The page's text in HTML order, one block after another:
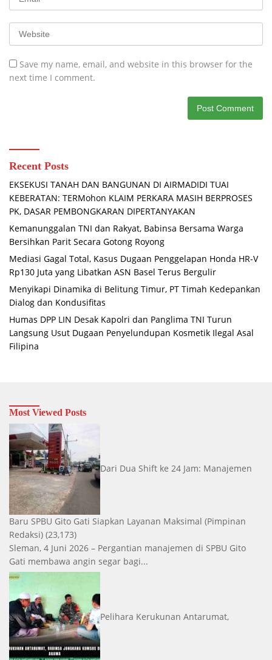
Save my name, email, and website in this browser for the
next time I comment.
Recent Posts
EKSEKUSI TANAH DAN BANGUNAN DI AIRMADIDI TUAI
KEBERATAN: TERMohon KLAIM PERKARA MASIH BERPROSES
PK, DASAR PEMBONGKARAN DIPERTANYAKAN
Kemanunggalan TNI dan Rakyat, Babinsa Bersama Warga
Bersihkan Parit Secara Gotong Royong
Mediasi Gagal Total, Kasus Dugaan Penggelapan Honda HR-V
Rp130 Juta yang Libatkan ASN Basel Terus Bergulir
Menyikapi Dinamika di Belitung Timur, PT Timah Kedepankan
Dialog dan Kondusifitas
Humas DPP LIN Desak Kapolri dan Panglima TNI Turun
Langsung Usut Dugaan Penyelundupan Kosmetik Ilegal Asal
Filipina
Most Viewed Posts
Dari Dua Shift ke 24 Jam: Manajemen
Baru SPBU Gito Gati Siapkan Layanan Maksimal (Pimpinan
Redaksi) (23,173)
Sleman, 4 Juni 2026 – Pergantian manajemen di SPBU Gito
Gati membawa angin segar bagi...
Pelihara Kerukunan Antarumat,